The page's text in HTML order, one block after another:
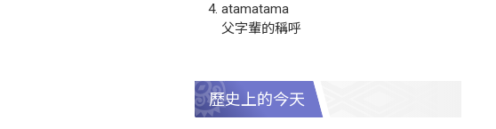
atamatama
父字輩的稱呼
歷史上的今天